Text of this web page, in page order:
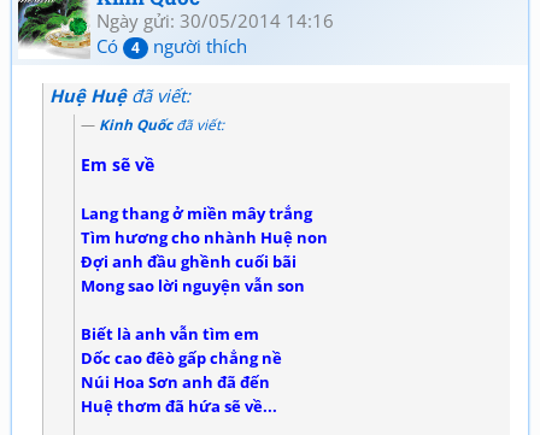
Ngày gửi: 30/05/2014 14:16
Có
4 người thích
Huệ Huệđã viết:
Kinh Quốcđã viết:
Em sẽ về
Lang thang ở miền mây trắng
Tìm hương cho nhành Huệ non
Đợi anh đầu ghềnh cuối bãi
Mong sao lời nguyện vẫn son
Biết là anh vẫn tìm em
Dốc cao đêò gấp chẳng nề
Núi Hoa Sơn anh đã đến
Huệ thơm đã hứa sẽ về...